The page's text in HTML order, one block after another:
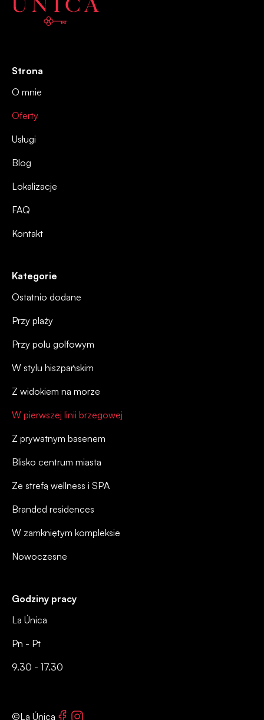
Godziny pracy
La Única
Pn - Pt
9.30 - 17.30
Strona
O mnie
Oferty
Usługi
Blog
Lokalizacje
FAQ
Kontakt
Kategorie
Ostatnio dodane
Przy plaży
Przy polu golfowym
W stylu hiszpańskim
Z widokiem na morze
W pierwszej linii brzegowej
Z prywatnym basenem
Blisko centrum miasta
Ze strefą wellness i SPA
Branded residences
W zamkniętym kompleksie
Nowoczesne
©La Única Facebook
Instagram